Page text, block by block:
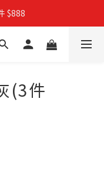
限定
$888
率不是你在撐☂️】
(3件